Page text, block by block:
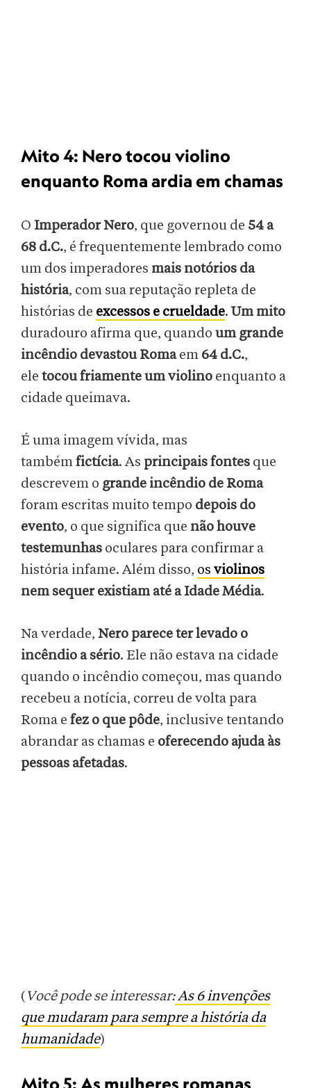
Mito 4: Nero tocou violino
enquanto Roma ardia em chamas
O Imperador Nero, que governou de 54 a
68 d.C., é frequentemente lembrado como
um dos imperadores mais notórios da
história, com sua reputação repleta de
histórias de excessos e crueldade. Um mito
duradouro afirma que, quando um grande
incêndio devastou Romaem 64 d.C.,
ele tocou friamente um violino enquanto a
cidade queimava.
É uma imagem vívida, mas
tambémfictícia. As principais fontes que
descrevem o grande incêndio de Roma
foram escritas muito tempo depois do
evento, o que significa que não houve
testemunhas oculares para confirmar a
história infame. Além disso, os violinos
nem sequer existiam até a Idade Média.
Na verdade, Nero parece ter levado o
incêndio a sério. Ele não estava na cidade
quando o incêndio começou, mas quando
recebeu a notícia, correu de volta para
Roma e fez o que pôde, inclusive tentando
abrandar as chamas e oferecendo ajuda às
pessoas afetadas.
( Você pode se interessar:As 6 invenções
que mudaram para sempre a história da
humanidade)
Mito 5: As mulheres romanas